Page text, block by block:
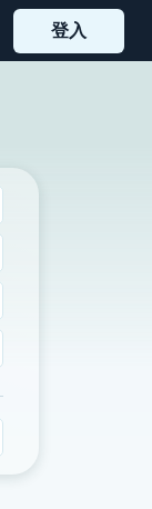
登入